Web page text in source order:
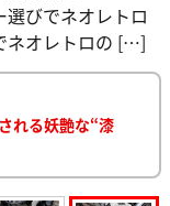
選びでネオレトロ
ネオレトロの […]
れる妖艶な“漆